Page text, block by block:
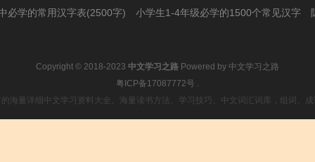
必学的常用汉字表(2500字) 小学生1-4年级必学的1500个常见汉字
Copyright © 2018-2023 中文学习之路 Powered by 中文学习之路
粤ICP备17087772号 .
的海量详细中文学习资料大全。海量读书方法、学习技巧、中文词汇词库，组词、成